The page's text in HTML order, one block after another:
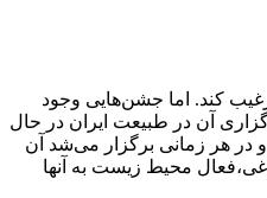
کند. اما جشن‌هایی وجود
آن در طبیعت ایران در حال
هر زمانی برگزار می‌شد آن
محیط زیست به آنها